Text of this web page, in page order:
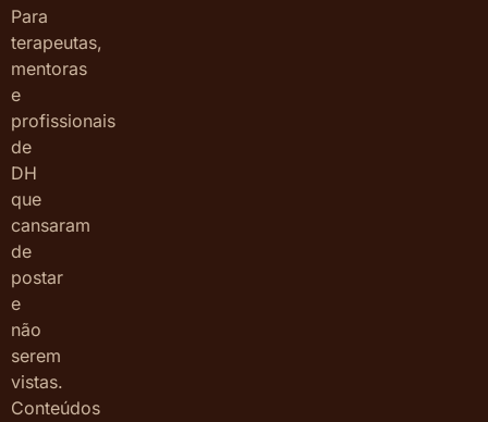
Para
terapeutas,
mentoras
e
profissionais
de
DH
que
cansaram
de
postar
e
não
serem
vistas.
Conteúdos